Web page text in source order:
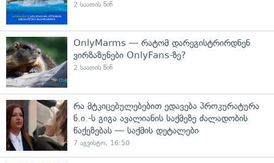
2 საათის წინ
OnlyMarms — რატომ დარეგისტრირდნენ
ვირზაზუნები OnlyFans-ზე?
2 საათის წინ
რა მტკიცებულებებით ედავება პროკურატურა
ნ.ი.-ს გიგა ავალიანის საქმეზე ძალადობის
წაქეზებას — საქმის დეტალები
7 აგვისტო, 16:50